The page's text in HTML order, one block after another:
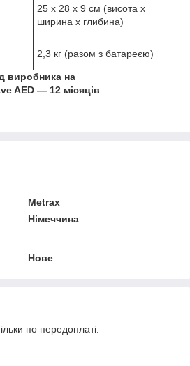
25 х 28 х 9 см (висота х
ширина х глибина)
2,3 кг (разом з батареєю)
виробника на
AED — 12 місяців
Metrax
Німеччина
Нове
по передоплаті.